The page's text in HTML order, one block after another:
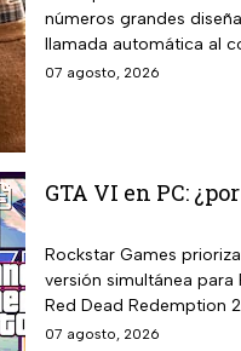
números grandes
llamada automática al
07 agosto, 2026
GTA VI en PC:
Rockstar Games
versión simultánea
Red Dead Redemption
07 agosto, 2026